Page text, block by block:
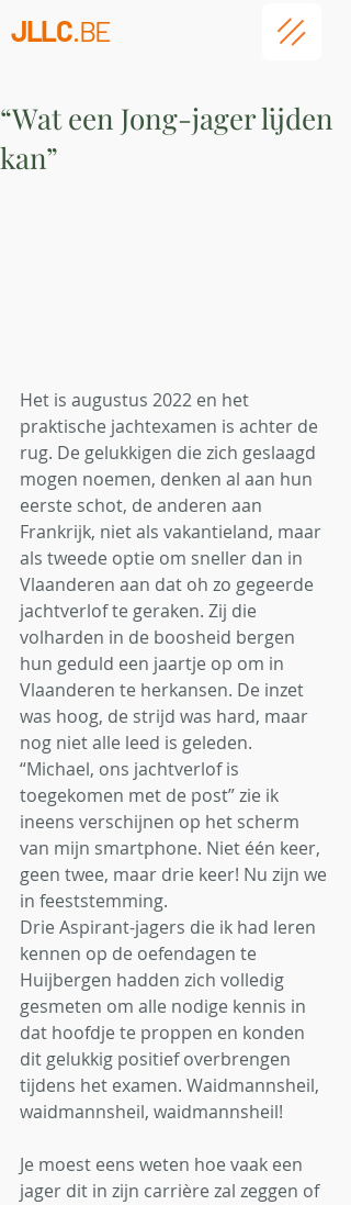
JLLC.BE
“Wat een Jong-jager lijden
kan”
Het is augustus 2022 en het
praktische jachtexamen is achter de
rug. De gelukkigen die zich geslaagd
mogen noemen, denken al aan hun
eerste schot, de anderen aan
Frankrijk, niet als vakantieland, maar
als tweede optie om sneller dan in
Vlaanderen aan dat oh zo gegeerde
jachtverlof te geraken. Zij die
volharden in de boosheid bergen
hun geduld een jaartje op om in
Vlaanderen te herkansen. De inzet
was hoog, de strijd was hard, maar
nog niet alle leed is geleden.
“Michael, ons jachtverlof is
toegekomen met de post” zie ik
ineens verschijnen op het scherm
van mijn smartphone. Niet één keer,
geen twee, maar drie keer! Nu zijn we
in feeststemming.
Drie Aspirant-jagers die ik had leren
kennen op de oefendagen te
Huijbergen hadden zich volledig
gesmeten om alle nodige kennis in
dat hoofdje te proppen en konden
dit gelukkig positief overbrengen
tijdens het examen. Waidmannsheil,
waidmannsheil, waidmannsheil!
Je moest eens weten hoe vaak een
jager dit in zijn carrière zal zeggen of